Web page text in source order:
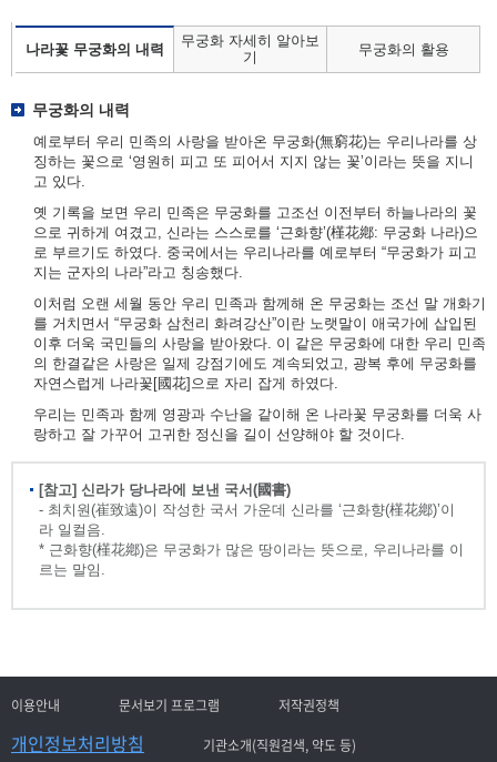
나라꽃 무궁화의 내력
무궁화 자세히 알아보
기
무궁화의 활용
무궁화의 내력
예로부터 우리 민족의 사랑을 받아온 무궁화(無窮花)는 우리나라를 상
징하는 꽃으로 ‘영원히 피고 또 피어서 지지 않는 꽃’이라는 뜻을 지니
고 있다.
옛 기록을 보면 우리 민족은 무궁화를 고조선 이전부터 하늘나라의 꽃
으로 귀하게 여겼고, 신라는 스스로를 ‘근화향’(槿花鄕: 무궁화 나라)으
로 부르기도 하였다. 중국에서는 우리나라를 예로부터 “무궁화가 피고
지는 군자의 나라”라고 칭송했다.
이처럼 오랜 세월 동안 우리 민족과 함께해 온 무궁화는 조선 말 개화기
를 거치면서 “무궁화 삼천리 화려강산”이란 노랫말이 애국가에 삽입된
이후 더욱 국민들의 사랑을 받아왔다. 이 같은 무궁화에 대한 우리 민족
의 한결같은 사랑은 일제 강점기에도 계속되었고, 광복 후에 무궁화를
자연스럽게 나라꽃[國花]으로 자리 잡게 하였다.
우리는 민족과 함께 영광과 수난을 같이해 온 나라꽃 무궁화를 더욱 사
랑하고 잘 가꾸어 고귀한 정신을 길이 선양해야 할 것이다.
[참고] 신라가 당나라에 보낸 국서(國書)
- 최치원(崔致遠)이 작성한 국서 가운데 신라를 ‘근화향(槿花鄕)’이
라 일컬음.
* 근화향(槿花鄕)은 무궁화가 많은 땅이라는 뜻으로, 우리나라를 이
르는 말임.
이용안내 문서보기 프로그램 저작권정책
개인정보처리방침 기관소개(직원검색, 약도 등)